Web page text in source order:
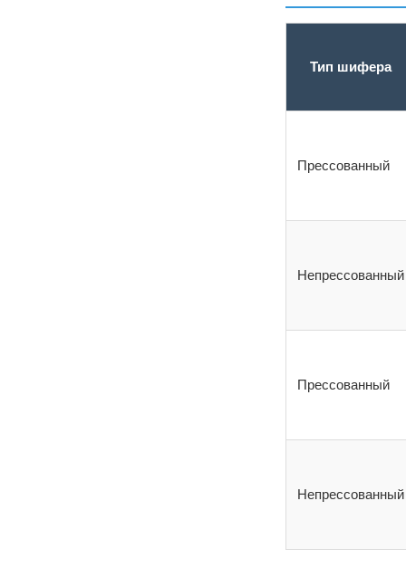
Тип шифера
Прессованный
Непрессованный
Прессованный
Непрессованный